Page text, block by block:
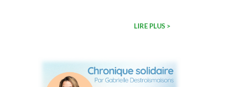
LIRE PLUS >